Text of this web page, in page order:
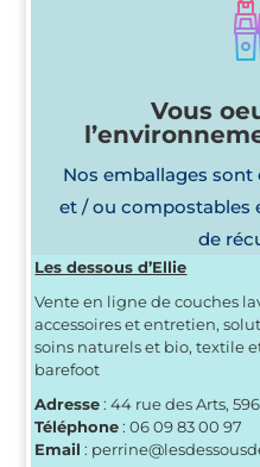
Vous
Nos emballages
et / ou compostables
de
Les dessous d’Ellie
Vente en ligne de couches
accessoires et entretien,
soins naturels et bio, textile
barefoot
Adresse: 44 rue des Arts,
Téléphone: 06 09 83 00 97
Email :